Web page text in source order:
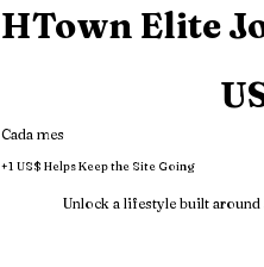
HTown Elite
Cada mes
+1 US$ Helps Keep the Site Going
Unlock a lifestyle built